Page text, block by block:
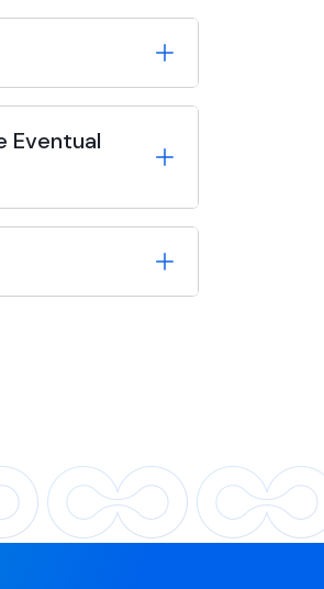
Eventual